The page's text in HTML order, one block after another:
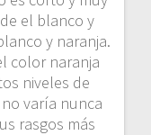
el blanco y
y naranja.
color naranja
niveles de
varía nunca
rasgos más